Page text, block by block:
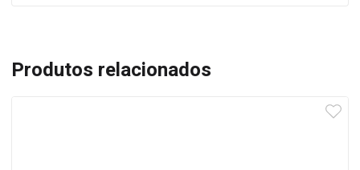
Produtos relacionados